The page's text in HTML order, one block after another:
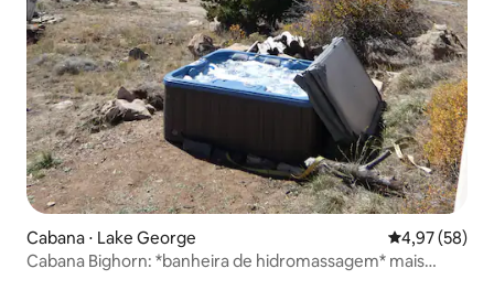
Cabana ⋅ Lake George 4,97 de uma
4,97 (58)
Cabana Bighorn: *banheira de hidromassagem* mais